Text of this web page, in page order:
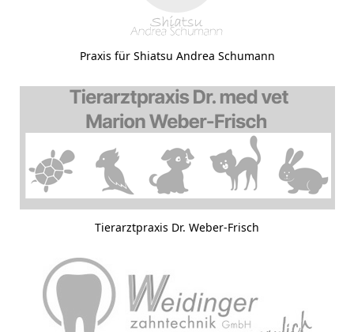
Praxis für Shiatsu Andrea Schumann
Tierarztpraxis Dr. Weber-Frisch